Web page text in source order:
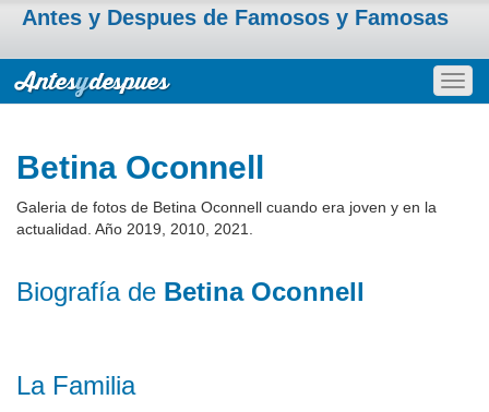
Antes y Despues de Famosos y Famosas
Betina Oconnell
Galeria de fotos de Betina Oconnell cuando era joven y en la
actualidad. Año 2019, 2010, 2021.
Biografía de Betina Oconnell
La Familia